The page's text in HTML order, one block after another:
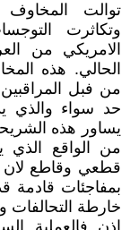
توالت
وتكاثرت
الامريكي من
الحالي. هذه
من فبل
حد سواء والذي
يساور هذه
من الواقع الذي
قطعي وقاطع لان
بمفاجئات قادمة
خارطة التحالفات